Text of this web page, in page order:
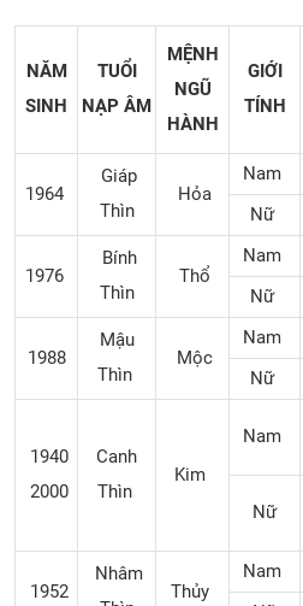
NĂM
SINH
TUỔI
NẠP ÂM
MỆNH
NGŨ
HÀNH
GIỚI
TÍNH
1964
Giáp
Thìn
Hỏa
Nam
Nữ
1976
Bính
Thìn
Thổ
Nam
Nữ
1988
Mậu
Thìn
Mộc
Nam
Nữ
1940
2000
Canh
Thìn
Kim
Nam
Nữ
1952
Nhâm
Thủy
Nam